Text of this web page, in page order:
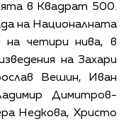
в Квадрат 500.
на Националната
на четири нива, в
на Захари
Вешин, Иван
Димитров-
Недкова, Христо